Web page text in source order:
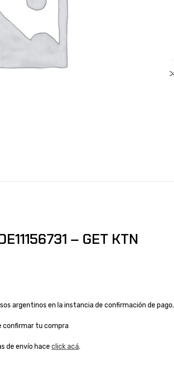
– GET KTN
argentinos en la instancia de confirmación de pago.
confirmar tu compra
de envío hace click acá.